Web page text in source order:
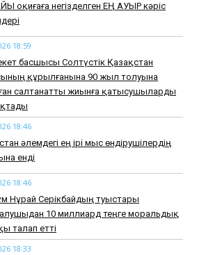
оқиғаға негізделген ЕҢ АУЫР кәріс
18:59
басшысы Солтүстік Қазақстан
құрылғанына 90 жыл толуына
салтанатты жиынға қатысушыларды
18:46
әлемдегі ең ірі мыс өндірушілердің
енді
18:46
Нұрай Серікбайдың туыстары
10 миллиард теңге моральдық
талап етті
18:33